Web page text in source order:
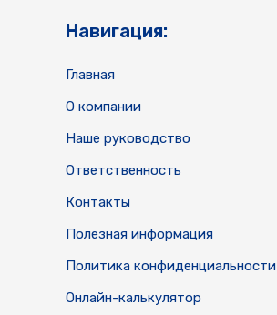
Онлайн-калькулятор
Политика конфиденциальности
Полезная информация
Контакты
Ответственность
Наше руководство
О компании
Главная
Навигация: